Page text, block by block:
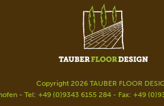
Copyright 2026 TAUBER FLOOR
- Tel: +49 (0)9343 6155 284 - Fax: +49